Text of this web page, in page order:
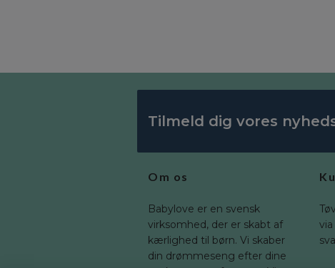
Tilmeld dig vores
Om os
Babylove er en svensk
virksomhed, der er skabt af
kærlighed til børn. Vi skaber
din drømmeseng efter dine